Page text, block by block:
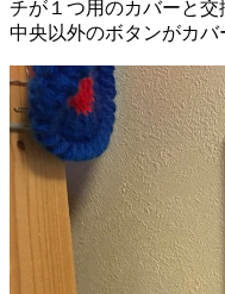
チが１つ用のカバーと
中央以外のボタンがカバ